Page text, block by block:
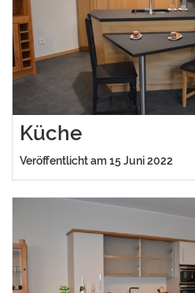
Küche
Veröffentlicht am 15 Juni 2022